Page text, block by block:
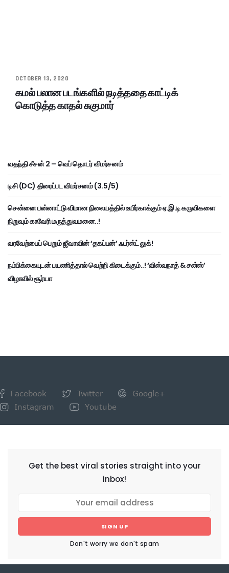
OCTOBER 13, 2020
கமல் பலான படங்களில் நடித்ததை காட்டிக்
கொடுத்த காதல் சுகுமார்
வதந்தி சீசன் 2 – வெப் தொடர் விமர்சனம்
டிசி (DC) திரைப்பட விமர்சனம் (3.5/5)
சென்னை பன்னாட்டு விமான நிலையத்தில் உயிர்காக்கும் ஏ.இ.டி கருவிகளை
நிறுவும் காவேரி மருத்துவமனை..!
வரவேற்பைப் பெறும் ஜீவாவின் ‘தகப்பன்’ ஃபர்ஸ்ட் லுக்!
நம்பிக்கையுடன் பயணித்தால் வெற்றி கிடைக்கும்..! ‘விஸ்வநாத் & சன்ஸ்’
விழாவில் சூர்யா
Facebook Twitter
Google+
Instagram
Youtube
Get the best viral stories straight into your
inbox!
SIGN UP
Don't worry we don't spam